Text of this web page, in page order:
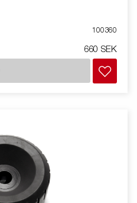
100360
660 SEK